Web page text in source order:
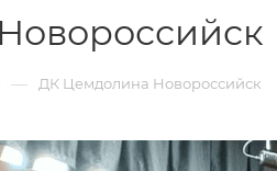
— ДК Цемдолина Новороссийск